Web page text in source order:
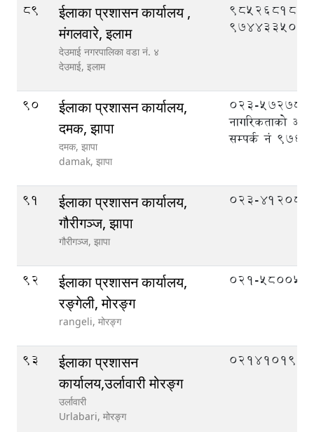
89
ईलाका प्रशासन कार्यालय ,
मंगलवारे, इलाम
देउमाई नगरपालिका वडा नं. ४
देउमाई, इलाम
9744335089
90
ईलाका प्रशासन कार्यालय,
दमक, झापा
दमक, झापा
damak, झापा
023-572789,
नागरिकताको
सम्पर्क नं
91
ईलाका प्रशासन कार्यालय,
गौरीगञ्ज, झापा
गौरीगञ्ज, झापा
023-412087
92
ईलाका प्रशासन कार्यालय,
रङ्गेली, मोरङ्ग
rangeli, मोरङ्ग
०२१-५८००५६
93
ईलाका प्रशासन
कार्यालय,उर्लावारी मोरङ्ग
उर्लावारी
Urlabari, मोरङ्ग
०२१४१०१९९